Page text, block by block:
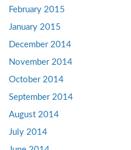
February 2015
January 2015
December 2014
November 2014
October 2014
September 2014
August 2014
July 2014